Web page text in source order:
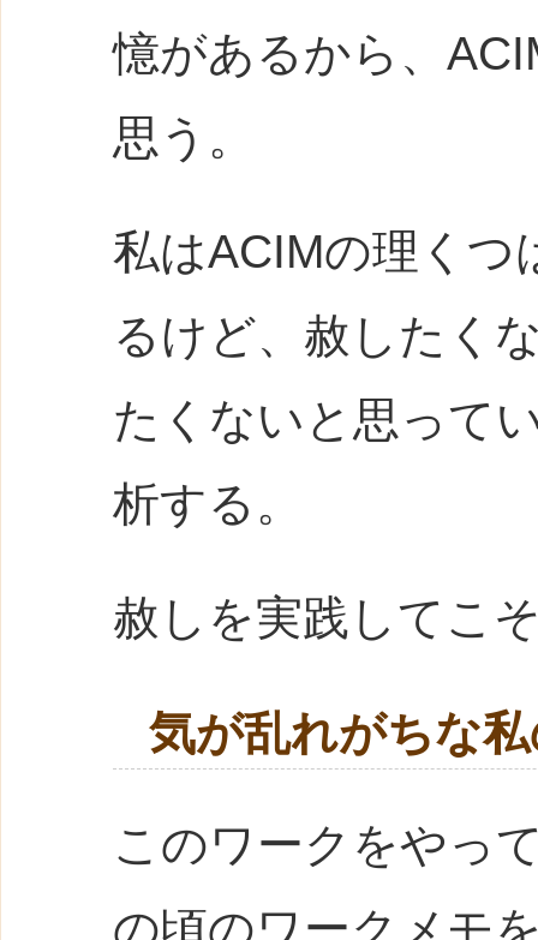
憶があるから、
思う。
私はACIMの理くつ
るけど、赦したく
たくないと思って
析する。
赦しを実践してこ
気が乱れがちな
このワークをやっ
の頃のワークメモ